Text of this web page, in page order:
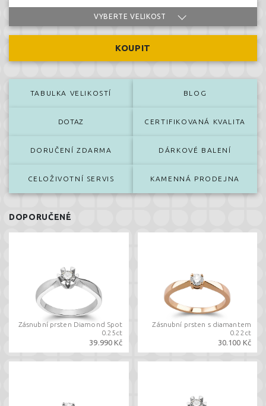
VYBERTE VELIKOST
KOUPIT
TABULKA VELIKOSTÍ BLOG
DOTAZ CERTIFIKOVANÁ KVALITA
DORUČENÍ ZDARMA DÁRKOVÉ BALENÍ
CELOŽIVOTNÍ SERVIS KAMENNÁ PRODEJNA
DOPORUČENÉ
Zásnubní prsten Diamond Spot
0.25ct
39.990 Kč
Zásnubní prsten s diamantem
0.22ct
30.100 Kč